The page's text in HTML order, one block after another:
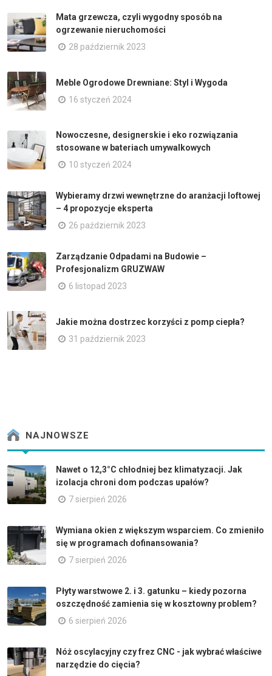
Mata grzewcza, czyli wygodny sposób na
ogrzewanie nieruchomości
28 październik 2023
Meble Ogrodowe Drewniane: Styl i Wygoda
16 styczeń 2024
Nowoczesne, designerskie i eko rozwiązania
stosowane w bateriach umywalkowych
10 styczeń 2024
Wybieramy drzwi wewnętrzne do aranżacji loftowej
– 4 propozycje eksperta
26 październik 2023
Zarządzanie Odpadami na Budowie –
Profesjonalizm GRUZWAW
6 listopad 2023
Jakie można dostrzec korzyści z pomp ciepła?
31 październik 2023
NAJNOWSZE
Nawet o 12,3°C chłodniej bez klimatyzacji. Jak
izolacja chroni dom podczas upałów?
7 sierpień 2026
Wymiana okien z większym wsparciem. Co zmieniło
się w programach dofinansowania?
7 sierpień 2026
Płyty warstwowe 2. i 3. gatunku – kiedy pozorna
oszczędność zamienia się w kosztowny problem?
6 sierpień 2026
Nóż oscylacyjny czy frez CNC - jak wybrać właściwe
narzędzie do cięcia?